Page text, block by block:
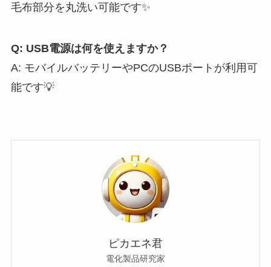
毛布部分を丸洗い可能です✨
Q: USB電源は何を使えますか？
A: モバイルバッテリーやPCのUSBポートが利用可
能です💡
ピカエネ君
電化製品研究家